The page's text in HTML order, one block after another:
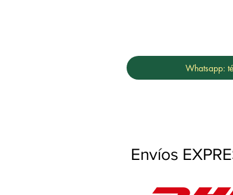
Whatsapp:
Envíos